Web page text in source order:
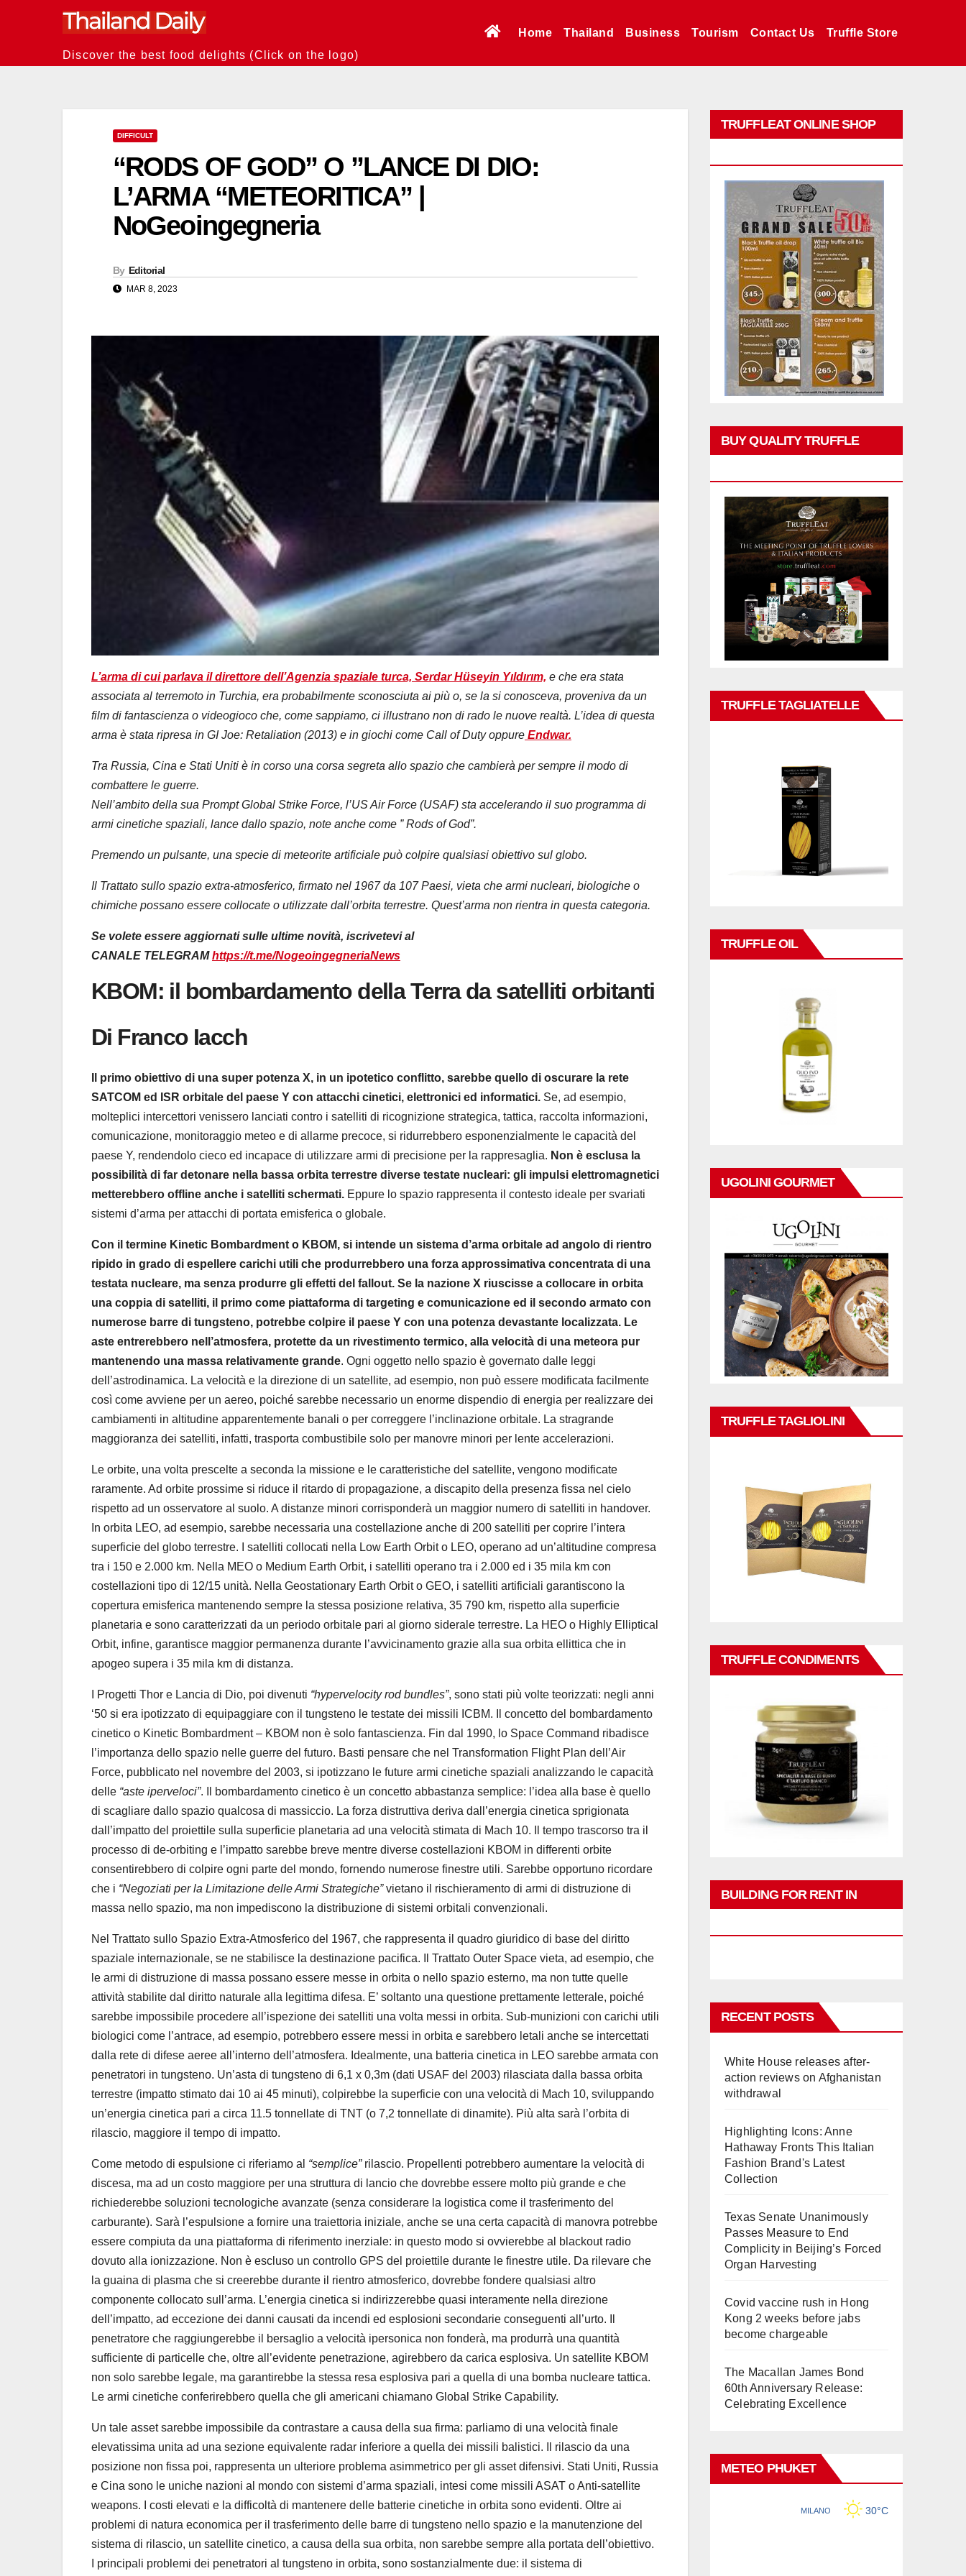
Discover the best food delights (Click on the logo)
Home Thailand Business Tourism Contact Us Truffle Store
DIFFICULT
“RODS OF GOD” O ”LANCE DI DIO:
L’ARMA “METEORITICA” |
NoGeoingegneria
By Editorial
MAR 8, 2023
L’arma di cui parlava il direttore dell’Agenzia spaziale turca, Serdar Hüseyin Yıldırım, e che era stata
associata al terremoto in Turchia, era probabilmente sconosciuta ai più o, se la si conosceva, proveniva da un
film di fantascienza o videogioco che, come sappiamo, ci illustrano non di rado le nuove realtà. L’idea di questa
arma è stata ripresa in GI Joe: Retaliation (2013) e in giochi come Call of Duty oppure Endwar.
Tra Russia, Cina e Stati Uniti è in corso una corsa segreta allo spazio che cambierà per sempre il modo di
combattere le guerre.
Nell’ambito della sua Prompt Global Strike Force, l’US Air Force (USAF) sta accelerando il suo programma di
armi cinetiche spaziali, lance dallo spazio, note anche come ” Rods of God”.
Premendo un pulsante, una specie di meteorite artificiale può colpire qualsiasi obiettivo sul globo.
Il Trattato sullo spazio extra-atmosferico, firmato nel 1967 da 107 Paesi, vieta che armi nucleari, biologiche o
chimiche possano essere collocate o utilizzate dall’orbita terrestre. Quest’arma non rientra in questa categoria.
Se volete essere aggiornati sulle ultime novità, iscrivetevi al
CANALE TELEGRAMhttps://t.me/NogeoingegneriaNews
KBOM: il bombardamento della Terra da satelliti orbitanti
Di Franco Iacch
Il primo obiettivo di una super potenza X, in un ipotetico conflitto, sarebbe quello di oscurare la rete
SATCOM ed ISR orbitale del paese Y con attacchi cinetici, elettronici ed informatici. Se, ad esempio,
molteplici intercettori venissero lanciati contro i satelliti di ricognizione strategica, tattica, raccolta informazioni,
comunicazione, monitoraggio meteo e di allarme precoce, si ridurrebbero esponenzialmente le capacità del
paese Y, rendendolo cieco ed incapace di utilizzare armi di precisione per la rappresaglia. Non è esclusa la
possibilità di far detonare nella bassa orbita terrestre diverse testate nucleari: gli impulsi elettromagnetici
metterebbero offline anche i satelliti schermati. Eppure lo spazio rappresenta il contesto ideale per svariati
sistemi d’arma per attacchi di portata emisferica o globale.
Con il termine Kinetic Bombardment o KBOM, si intende un sistema d’arma orbitale ad angolo di rientro
ripido in grado di espellere carichi utili che produrrebbero una forza approssimativa concentrata di una
testata nucleare, ma senza produrre gli effetti del fallout. Se la nazione X riuscisse a collocare in orbita
una coppia di satelliti, il primo come piattaforma di targeting e comunicazione ed il secondo armato con
numerose barre di tungsteno, potrebbe colpire il paese Y con una potenza devastante localizzata. Le
aste entrerebbero nell’atmosfera, protette da un rivestimento termico, alla velocità di una meteora pur
mantenendo una massa relativamente grande. Ogni oggetto nello spazio è governato dalle leggi
dell’astrodinamica. La velocità e la direzione di un satellite, ad esempio, non può essere modificata facilmente
così come avviene per un aereo, poiché sarebbe necessario un enorme dispendio di energia per realizzare dei
cambiamenti in altitudine apparentemente banali o per correggere l’inclinazione orbitale. La stragrande
maggioranza dei satelliti, infatti, trasporta combustibile solo per manovre minori per lente accelerazioni.
Le orbite, una volta prescelte a seconda la missione e le caratteristiche del satellite, vengono modificate
raramente. Ad orbite prossime si riduce il ritardo di propagazione, a discapito della presenza fissa nel cielo
rispetto ad un osservatore al suolo. A distanze minori corrisponderà un maggior numero di satelliti in handover.
In orbita LEO, ad esempio, sarebbe necessaria una costellazione anche di 200 satelliti per coprire l’intera
superficie del globo terrestre. I satelliti collocati nella Low Earth Orbit o LEO, operano ad un’altitudine compresa
tra i 150 e 2.000 km. Nella MEO o Medium Earth Orbit, i satelliti operano tra i 2.000 ed i 35 mila km con
costellazioni tipo di 12/15 unità. Nella Geostationary Earth Orbit o GEO, i satelliti artificiali garantiscono la
copertura emisferica mantenendo sempre la stessa posizione relativa, 35 790 km, rispetto alla superficie
planetaria e sono caratterizzati da un periodo orbitale pari al giorno siderale terrestre. La HEO o Highly Elliptical
Orbit, infine, garantisce maggior permanenza durante l’avvicinamento grazie alla sua orbita ellittica che in
apogeo supera i 35 mila km di distanza.
I Progetti Thor e Lancia di Dio, poi divenuti “hypervelocity rod bundles”, sono stati più volte teorizzati: negli anni
‘50 si era ipotizzato di equipaggiare con il tungsteno le testate dei missili ICBM. Il concetto del bombardamento
cinetico o Kinetic Bombardment – KBOM non è solo fantascienza. Fin dal 1990, lo Space Command ribadisce
l’importanza dello spazio nelle guerre del futuro. Basti pensare che nel Transformation Flight Plan dell’Air
Force, pubblicato nel novembre del 2003, si ipotizzano le future armi cinetiche spaziali analizzando le capacità
delle “aste iperveloci”. Il bombardamento cinetico è un concetto abbastanza semplice: l’idea alla base è quello
di scagliare dallo spazio qualcosa di massiccio. La forza distruttiva deriva dall’energia cinetica sprigionata
dall’impatto del proiettile sulla superficie planetaria ad una velocità stimata di Mach 10. Il tempo trascorso tra il
processo di de-orbiting e l’impatto sarebbe breve mentre diverse costellazioni KBOM in differenti orbite
consentirebbero di colpire ogni parte del mondo, fornendo numerose finestre utili. Sarebbe opportuno ricordare
che i “Negoziati per la Limitazione delle Armi Strategiche”vietano il rischieramento di armi di distruzione di
massa nello spazio, ma non impediscono la distribuzione di sistemi orbitali convenzionali.
Nel Trattato sullo Spazio Extra-Atmosferico del 1967, che rappresenta il quadro giuridico di base del diritto
spaziale internazionale, se ne stabilisce la destinazione pacifica. Il Trattato Outer Space vieta, ad esempio, che
le armi di distruzione di massa possano essere messe in orbita o nello spazio esterno, ma non tutte quelle
attività stabilite dal diritto naturale alla legittima difesa. E’ soltanto una questione prettamente letterale, poiché
sarebbe impossibile procedere all’ispezione dei satelliti una volta messi in orbita. Sub-munizioni con carichi utili
biologici come l’antrace, ad esempio, potrebbero essere messi in orbita e sarebbero letali anche se intercettati
dalla rete di difese aeree all’interno dell’atmosfera. Idealmente, una batteria cinetica in LEO sarebbe armata con
penetratori in tungsteno. Un’asta di tungsteno di 6,1 x 0,3m (dati USAF del 2003) rilasciata dalla bassa orbita
terrestre (impatto stimato dai 10 ai 45 minuti), colpirebbe la superficie con una velocità di Mach 10, sviluppando
un’energia cinetica pari a circa 11.5 tonnellate di TNT (o 7,2 tonnellate di dinamite). Più alta sarà l’orbita di
rilascio, maggiore il tempo di impatto.
Come metodo di espulsione ci riferiamo al “semplice”rilascio. Propellenti potrebbero aumentare la velocità di
discesa, ma ad un costo maggiore per una struttura di lancio che dovrebbe essere molto più grande e che
richiederebbe soluzioni tecnologiche avanzate (senza considerare la logistica come il trasferimento del
carburante). Sarà l’espulsione a fornire una traiettoria iniziale, anche se una certa capacità di manovra potrebbe
essere compiuta da una piattaforma di riferimento inerziale: in questo modo si ovvierebbe al blackout radio
dovuto alla ionizzazione. Non è escluso un controllo GPS del proiettile durante le finestre utile. Da rilevare che
la guaina di plasma che si creerebbe durante il rientro atmosferico, dovrebbe fondere qualsiasi altro
componente collocato sull’arma. L’energia cinetica si indirizzerebbe quasi interamente nella direzione
dell’impatto, ad eccezione dei danni causati da incendi ed esplosioni secondarie conseguenti all’urto. Il
penetratore che raggiungerebbe il bersaglio a velocità ipersonica non fonderà, ma produrrà una quantità
sufficiente di particelle che, oltre all’evidente penetrazione, agirebbero da carica esplosiva. Un satellite KBOM
non solo sarebbe legale, ma garantirebbe la stessa resa esplosiva pari a quella di una bomba nucleare tattica.
Le armi cinetiche conferirebbero quella che gli americani chiamano Global Strike Capability.
Un tale asset sarebbe impossibile da contrastare a causa della sua firma: parliamo di una velocità finale
elevatissima unita ad una sezione equivalente radar inferiore a quella dei missili balistici. Il rilascio da una
posizione non fissa poi, rappresenta un ulteriore problema asimmetrico per gli asset difensivi. Stati Uniti, Russia
e Cina sono le uniche nazioni al mondo con sistemi d’arma spaziali, intesi come missili ASAT o Anti-satellite
weapons. I costi elevati e la difficoltà di mantenere delle batterie cinetiche in orbita sono evidenti. Oltre ai
problemi di natura economica per il trasferimento delle barre di tungsteno nello spazio e la manutenzione del
sistema di rilascio, un satellite cinetico, a causa della sua orbita, non sarebbe sempre alla portata dell’obiettivo.
I principali problemi dei penetratori al tungsteno in orbita, sono sostanzialmente due: il sistema di
TRUFFLEAT ONLINE SHOP
BUY QUALITY TRUFFLE
TRUFFLE TAGLIATELLE
TRUFFLE OIL
UGOLINI GOURMET
TRUFFLE TAGLIOLINI
TRUFFLE CONDIMENTS
BUILDING FOR RENT IN
RECENT POSTS
White House releases after-
action reviews on Afghanistan
withdrawal
Highlighting Icons: Anne
Hathaway Fronts This Italian
Fashion Brand's Latest
Collection
Texas Senate Unanimously
Passes Measure to End
Complicity in Beijing’s Forced
Organ Harvesting
Covid vaccine rush in Hong
Kong 2 weeks before jabs
become chargeable
The Macallan James Bond
60th Anniversary Release:
Celebrating Excellence
METEO PHUKET